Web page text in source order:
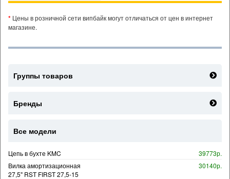
* Цены в розничной сети випбайк могут отличаться от цен в интернет
магазине.
Группы товаров
Бренды
Все модели
Цепь в бухте KMC
39773р.
Вилка амортизационная
27,5" RST FIRST 27,5-15
30140р.